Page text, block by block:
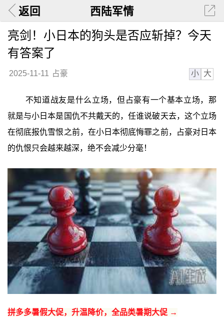
返回 西陆军情
亮剑！小日本的狗头是否应斩掉？今天
有答案了
2025-11-11 占豪 小 大
不知道战友是什么立场，但占豪有一个基本立场，那
就是与小日本是国仇不共戴天的，任谁说破天去，这个立场
在彻底报仇雪恨之前，在小日本彻底悔罪之前，占豪对日本
的仇恨只会越来越深，绝不会减少分毫！
拼多多暑假大促，升温降价，全品类暑期大促 →